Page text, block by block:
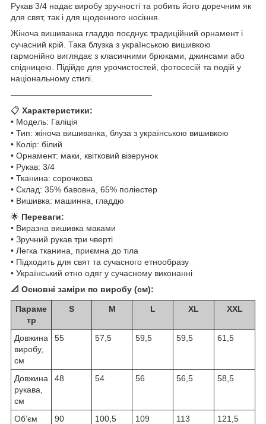
Рукав 3/4 надає виробу зручності та робить його доречним як
для свят, так і для щоденного носіння.
Жіноча вишиванка гладдю поєднує традиційний орнамент і
сучасний крій. Така блузка з українською вишивкою
гармонійно виглядає з класичними брюками, джинсами або
спідницею. Підійде для урочистостей, фотосесій та подій у
національному стилі.
—————————————————
📋 Характеристики:
• Модель: Галіція
• Тип: жіноча вишиванка, блуза з українською вишивкою
• Колір: білий
• Орнамент: маки, квітковий візерунок
• Рукав: 3/4
• Тканина: сорочкова
• Склад: 35% бавовна, 65% поліестер
• Вишивка: машинна, гладдю
🌟 Переваги:
• Виразна вишивка маками
• Зручний рукав три чверті
• Легка тканина, приємна до тіла
• Підходить для свят та сучасного етнообразу
• Український етно одяг у сучасному виконанні
📐 Основні заміри по виробу (см):
Параме
тр
S M L XL XXL
Довжина
виробу,
см
55 57,5 59,5 59,5 61,5
Довжина
рукава,
см
48 54 56 56,5 58,5
Обʼєм
90 100,5 109 113 121,5